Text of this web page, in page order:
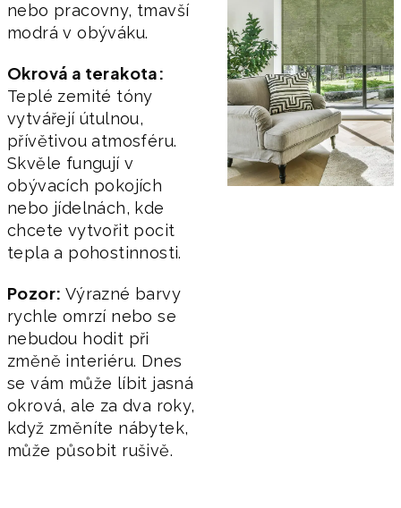
nebo pracovny, tmavší
modrá v obýváku.
Okrová a terakota:
Teplé zemité tóny
vytvářejí útulnou,
přívětivou atmosféru.
Skvěle fungují v
obývacích pokojích
nebo jídelnách, kde
chcete vytvořit pocit
tepla a pohostinnosti.
Pozor: Výrazné barvy
rychle omrzí nebo se
nebudou hodit při
změně interiéru. Dnes
se vám může líbit jasná
okrová, ale za dva roky,
když změníte nábytek,
může působit rušivě.